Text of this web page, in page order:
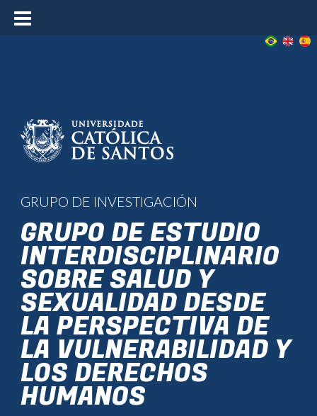
GRUPO DE INVESTIGACIÓN
GRUPO DE ESTUDIO
INTERDISCIPLINARIO
SOBRE SALUD Y
SEXUALIDAD DESDE
LA PERSPECTIVA DE
LA VULNERABILIDAD Y
LOS DERECHOS
HUMANOS
≡